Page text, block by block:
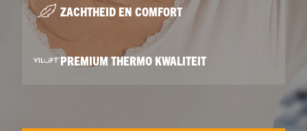
ZACHTHEID EN COMFORT
PREMIUM THERMO KWALITEIT